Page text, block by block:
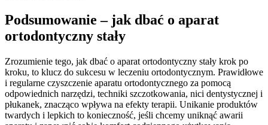
Podsumowanie – jak dbać o aparat
ortodontyczny stały
Zrozumienie tego, jak dbać o aparat ortodontyczny stały krok po
kroku, to klucz do sukcesu w leczeniu ortodontycznym. Prawidłowe
i regularne czyszczenie aparatu ortodontycznego za pomocą
odpowiednich narzędzi, techniki szczotkowania, nici dentystycznej i
płukanek, znacząco wpływa na efekty terapii. Unikanie produktów
twardych i lepkich to konieczność, jeśli chcemy uniknąć awarii